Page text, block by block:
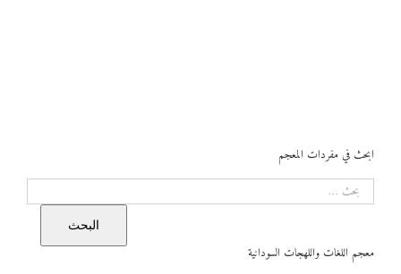
ابحث في مفردات المعجم
البحث
البحث
معجم اللغات واللهجات السودانية